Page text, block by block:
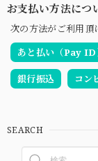
お支払い方法につ
次の方法がご利用頂
あと払い（Pay ID
銀行振込 コン
SEARCH